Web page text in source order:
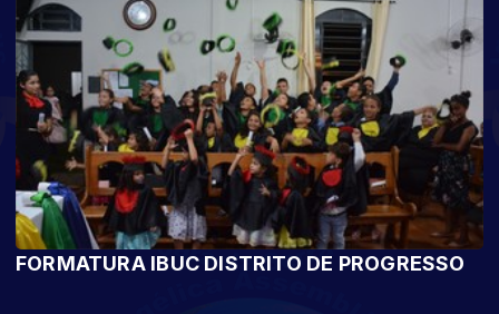
FORMATURA IBUC DISTRITO DE PROGRESSO